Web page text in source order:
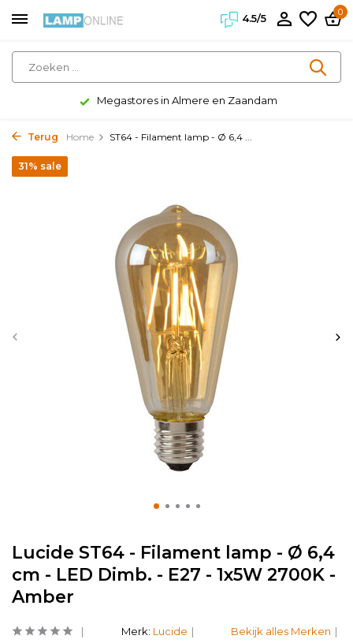
4.5/5
0
Megastores in Almere en Zaandam
Terug Home ST64 - Filament lamp - Ø 6,4 ...
Lucide ST64 - Filament lamp - Ø 6,4
cm - LED Dimb. - E27 - 1x5W 2700K -
Amber
31% sale
Merk: Lucide Bekijk alles Merken